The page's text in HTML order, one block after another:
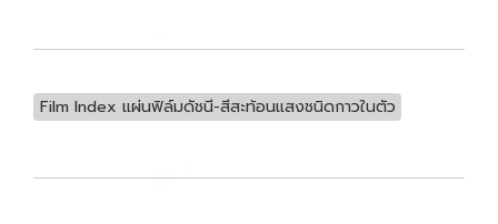
Film lndex แผ่นฟิล์มดัชนี-สีสะท้อนแสงชนิดกาวในตัว